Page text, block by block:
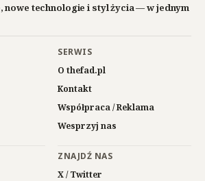
nowe technologie i styl życia — w jednym
SERWIS
O thefad.pl
Kontakt
Współpraca / Reklama
Wesprzyj nas
ZNAJDŹ NAS
X / Twitter